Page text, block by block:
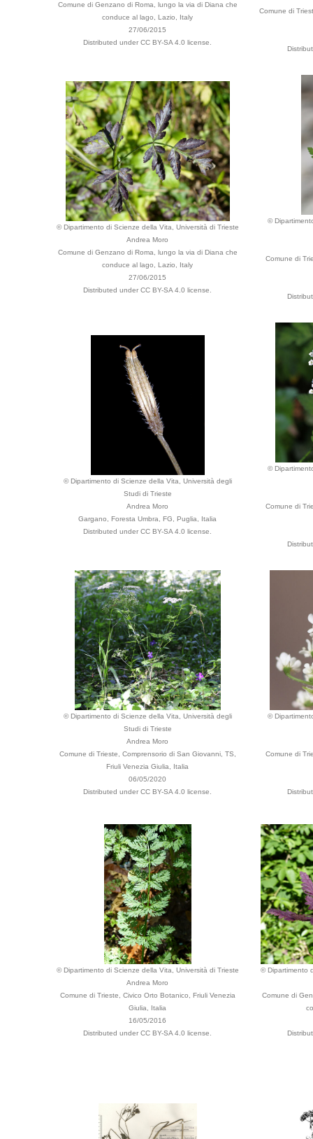
Comune di Genzano di Roma, lungo la via di Diana che
conduce al lago, Lazio, Italy
27/06/2015
Distributed under CC BY-SA 4.0 license.
Comune di
© Dipartimento di Scienze della Vita, Università di Trieste
Andrea Moro
Comune di Genzano di Roma, lungo la via di Diana che
conduce al lago, Lazio, Italy
27/06/2015
Distributed under CC BY-SA 4.0 license.
©
Comune di
© Dipartimento di Scienze della Vita, Università degli
Studi di Trieste
Andrea Moro
Gargano, Foresta Umbra, FG, Puglia, Italia
Distributed under CC BY-SA 4.0 license.
©
Comune di
© Dipartimento di Scienze della Vita, Università degli
Studi di Trieste
Andrea Moro
Comune di Trieste, Comprensorio di San Giovanni, TS,
Friuli Venezia Giulia, Italia
06/05/2020
Distributed under CC BY-SA 4.0 license.
©
Comune di
© Dipartimento di Scienze della Vita, Università di Trieste
Andrea Moro
Comune di Trieste, Civico Orto Botanico, Friuli Venezia
Giulia, Italia
16/05/2016
Distributed under CC BY-SA 4.0 license.
© Dipartimento
Comune di